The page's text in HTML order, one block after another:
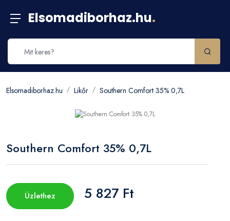
Elsomadiborhaz.hu.
Elsomadiborhaz.hu Likőr Southern Comfort 35% 0,7L
Southern Comfort 35% 0,7L
Üzlethez 5 827 Ft